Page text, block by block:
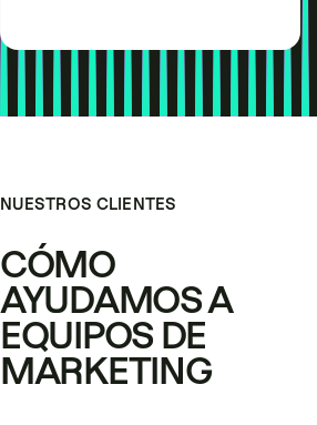
NUESTROS CLIENTES
CÓMO
AYUDAMOS A
EQUIPOS DE
MARKETING